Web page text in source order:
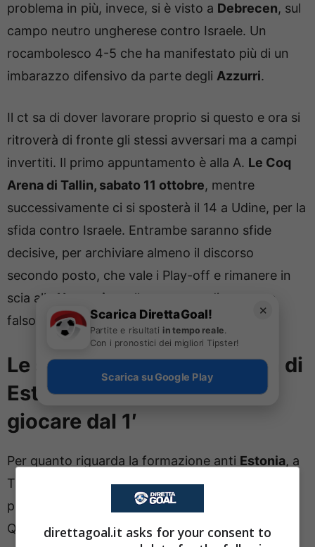
problema in più, invece, si è visto a Debrecen, sul
campo neutro ungherese contro Israele. Un
rocambolesco 4-5 che ha manifestato più di un
imbarazzo difensivo da parte degli Azzurri.
Il ct sa di dover lavorare proprio si questo e ora si
ritroverà di fronte gli stessi avversari ma a campi
invertiti. Il primo appuntamento è alla A. Le Coq
Arena di Tallin, sabato 11 ottobre, mentre
successivamente ci si sposterà il 14 a Udine, per la
sfida contro Israele. Entrambe saranno sfide
decisive, per archiviare almeno il discorso
secondo posto, che vale i Play-off e rimanere in
scia alla Norvegia
, nella speranza di un passo
falso di Haaland e compagni.
Le scelte di Gattuso in vista di
Estonia-Italia: chi potrebbe
giocare dal 1′
Per quanto riguarda la formazione anti Estonia, a
Tallin
dovrebbe optare ancora una volta
per la difesa a 4, con un4-4-2
Questo è il modulo che il nuovo ct ha ideato per
✕
Scarica DirettaGoal!
Partite e risultati in tempo reale.
Con i pronostici dei migliori Tipster!
Scarica su Google Play
direttagoal.it asks for your consent to